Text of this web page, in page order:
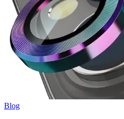
Blog